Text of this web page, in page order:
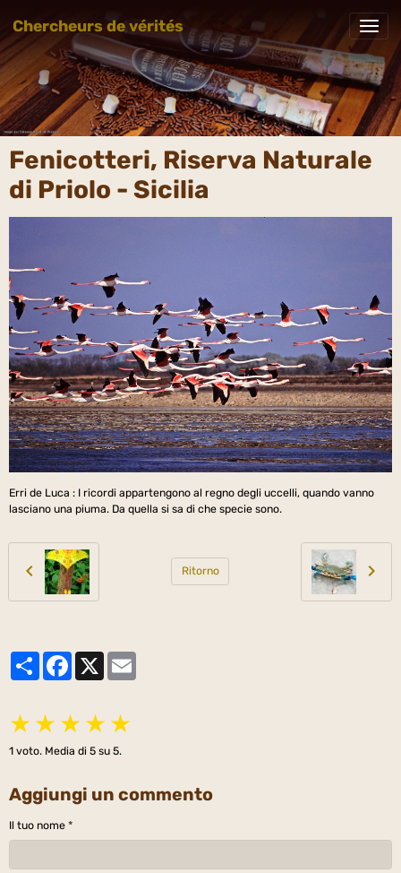
Chercheurs de vérités
Fenicotteri, Riserva Naturale
di Priolo - Sicilia
Erri de Luca : I ricordi appartengono al regno degli uccelli, quando vanno
lasciano una piuma. Da quella si sa di che specie sono.
Ritorno
PartagerFacebook
X
★ ★ ★ ★ ★
1 voto. Media di 5 su 5.
Aggiungi un commento
Il tuo nome